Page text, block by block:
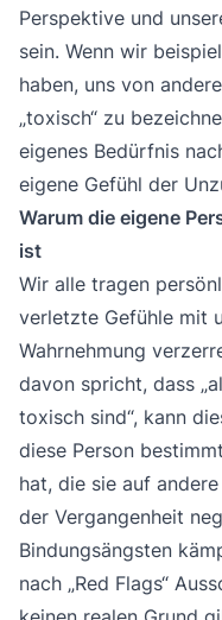
Perspektive und
sein. Wenn wir
haben, uns von
„toxisch“ zu
eigenes Bedürfnis
eigene Gefühl der
Warum die eigene
ist
Wir alle tragen
verletzte Gefühle mit
Wahrnehmung
davon spricht, dass
toxisch sind“, kann
diese Person
hat, die sie auf
der Vergangenheit
Bindungsängsten
nach „Red Flags“